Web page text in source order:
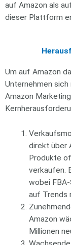
auf Amazon als
dieser Plattform
Um auf Amazon
Unternehmen
Amazon
direkt über
Produkte
verkaufen.
wobei
auf Trends
Amazon
Millionen